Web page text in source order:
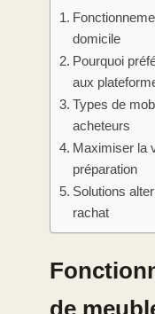
domicile
Pourquoi
aux
Types de
acheteurs
Maximiser la
préparation
Solutions
rachat
de